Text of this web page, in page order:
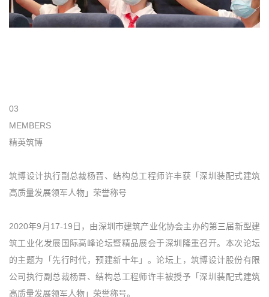
03
MEMBERS
精英筑博
筑博设计执行副总裁杨晋、结构总工程师许丰获「深圳装配式建筑
高质量发展领军人物」荣誉称号
2020年9月17-19日，由深圳市建筑产业化协会主办的第三届新型建
筑工业化发展国际高峰论坛暨精品展会于深圳隆重召开。本次论坛
的主题为「先行时代，预建新十年」。论坛上，筑博设计股份有限
公司执行副总裁杨晋、结构总工程师许丰被授予「深圳装配式建筑
高质量发展领军人物」荣誉称号。